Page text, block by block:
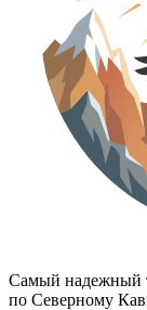
Самый надежный
по Северному